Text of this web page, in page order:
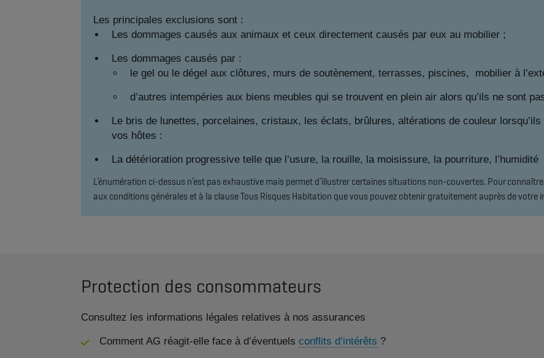
Les principales exclusions sont :
Les dommages causés aux animaux et ceux directement causés par eux au mobilier ;
Les dommages causés par :
le gel ou le dégel aux clôtures, murs de soutènement, terrasses, piscines, mobilier à
d’autres intempéries aux biens meubles qui se trouvent en plein air alors qu’ils ne sont
Le bris de lunettes, porcelaines, cristaux, les éclats, brûlures, altérations de couleur
vos hôtes :
La détérioration progressive telle que l’usure, la rouille, la moisissure, la pourriture, l’humidité
L’énumération ci-dessus n’est pas exhaustive mais permet d’illustrer certaines situations non-couvertes. Pour
aux conditions générales et à la clause Tous Risques Habitation que vous pouvez obtenir gratuitement auprès de votre
Protection des consommateurs
Consultez les informations légales relatives à nos assurances
Comment AG réagit-elle face à d’éventuels conflits d’intérêts ?